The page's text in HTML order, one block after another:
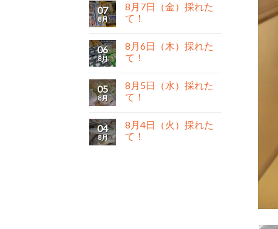
07
8月
8月7日（金）採れた
て！
06
8月
8月6日（木）採れた
て！
05
8月
8月5日（水）採れた
て！
04
8月
8月4日（火）採れた
て！